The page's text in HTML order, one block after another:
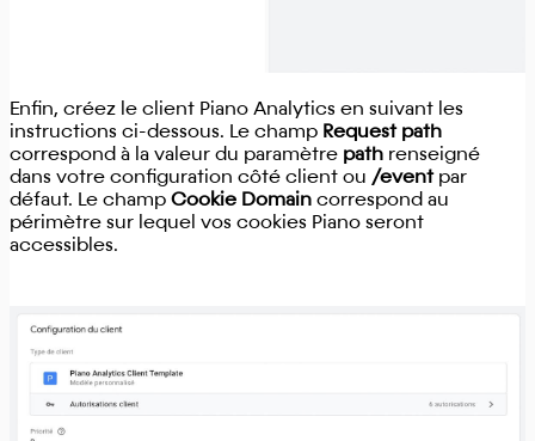
Enfin, créez le client Piano Analytics en suivant les
instructions ci-dessous. Le champ Request path
correspond à la valeur du paramètre path renseigné
dans votre configuration côté client ou /eventpar
défaut. Le champ Cookie Domain correspond au
périmètre sur lequel vos cookies Piano seront
accessibles.